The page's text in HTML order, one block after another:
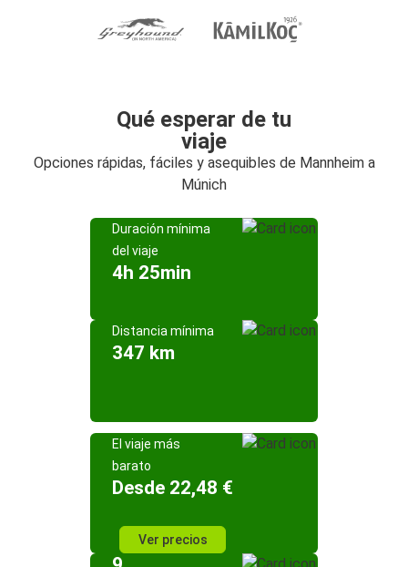
Qué esperar de tu
viaje
Opciones rápidas, fáciles y asequibles de Mannheim a
Múnich
Duración mínima
del viaje
4h 25min
Distancia mínima
347 km
El viaje más
barato
Desde 22,48 €
Ver precios